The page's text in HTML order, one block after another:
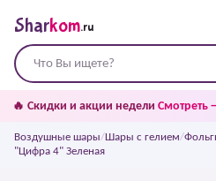
Sharkom.ru
🔥 Скидки и акции недели Смотреть
Воздушные шары/Шары с гелием/
"Цифра 4" Зеленая